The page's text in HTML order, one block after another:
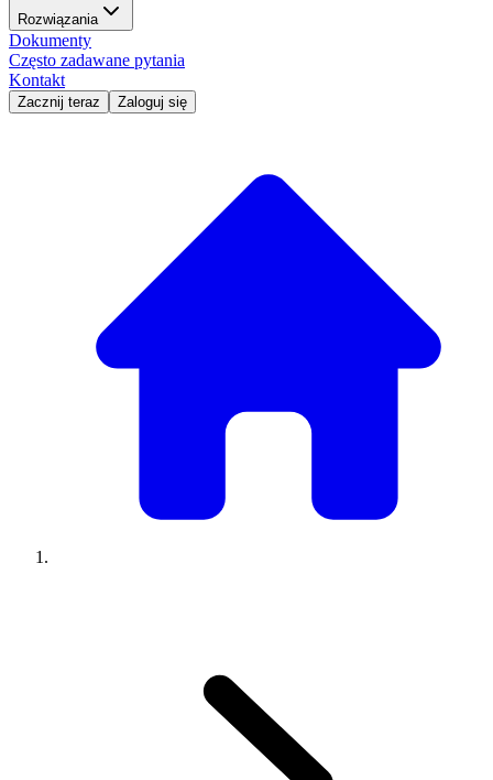
Rozwiązania
Dokumenty
Często zadawane pytania
Kontakt
Zacznij teraz Zaloguj się